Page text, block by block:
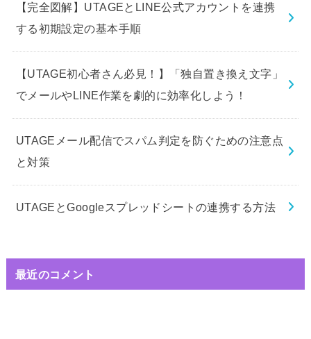
【完全図解】UTAGEとLINE公式アカウントを連携
する初期設定の基本手順
【UTAGE初心者さん必見！】「独自置き換え文字」
でメールやLINE作業を劇的に効率化しよう！
UTAGEメール配信でスパム判定を防ぐための注意点
と対策
UTAGEとGoogleスプレッドシートの連携する方法
最近のコメント